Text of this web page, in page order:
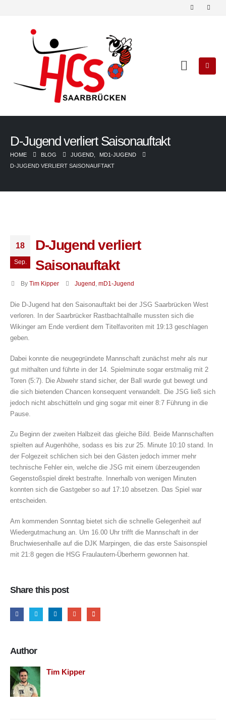
D-Jugend verliert Saisonauftakt
HOME BLOG JUGEND
MD1-JUGEND
D-JUGEND VERLIERT SAISONAUFTAKT
18
Sep.
D-Jugend verliert
Saisonauftakt
By Tim Kipper Jugend ,mD1-Jugend
Die D-Jugend hat den Saisonauftakt bei der JSG Saarbrücken West
verloren. In der Saarbrücker Rastbachtalhalle mussten sich die
Wikinger am Ende verdient dem Titelfavoriten mit 19:13 geschlagen
geben.
Dabei konnte die neugegründete Mannschaft zunächst mehr als nur
gut mithalten und führte in der 14. Spielminute sogar erstmalig mit 2
Toren (5:7). Die Abwehr stand sicher, der Ball wurde gut bewegt und
die sich bietenden Chancen konsequent verwandelt. Die JSG ließ sich
jedoch nicht abschütteln und ging sogar mit einer 8:7 Führung in die
Pause.
Zu Beginn der zweiten Halbzeit das gleiche Bild. Beide Mannschaften
spielten auf Augenhöhe, sodass es bis zur 25. Minute 10:10 stand. In
der Folgezeit schlichen sich bei den Gästen jedoch immer mehr
technische Fehler ein, welche die JSG mit einem überzeugenden
Gegenstoßspiel direkt bestrafte. Innerhalb von wenigen Minuten
konnten sich die Gastgeber so auf 17:10 absetzen. Das Spiel war
entscheiden.
Am kommenden Sonntag bietet sich die schnelle Gelegenheit auf
Wiedergutmachung an. Um 16.00 Uhr trifft die Mannschaft in der
Bruchwiesenhalle auf die DJK Marpingen, die das erste Saisonspiel
mit 21:8 gegen die HSG Fraulautern-Überherrn gewonnen hat.
Share this post
Author
Tim Kipper